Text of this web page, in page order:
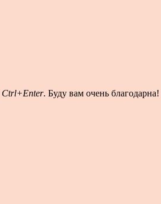
Ctrl+Enter. Буду вам очень благодарна!